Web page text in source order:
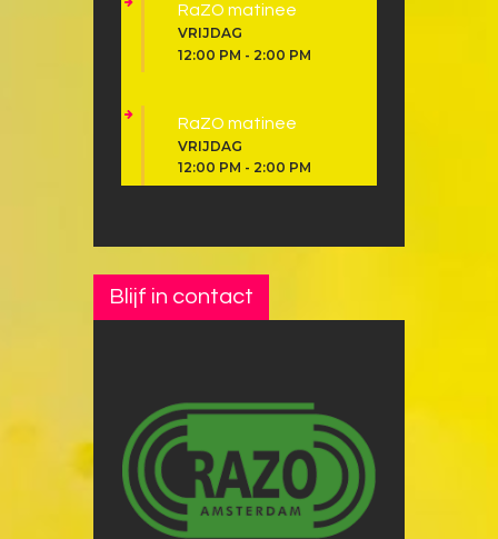
RaZO matinee
VRIJDAG
12:00 PM - 2:00 PM
RaZO matinee
VRIJDAG
12:00 PM - 2:00 PM
Blijf in contact